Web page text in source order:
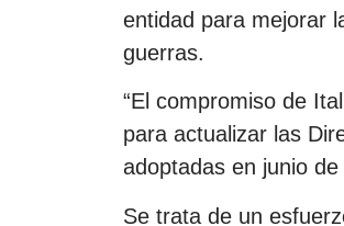
entidad para mejorar
guerras.
“El compromiso de
para actualizar las
adoptadas en junio
Se trata de un